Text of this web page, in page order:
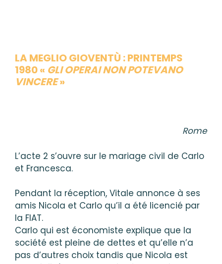
LA MEGLIO GIOVENTÙ : PRINTEMPS
1980 « GLI OPERAI NON POTEVANO
VINCERE»
Rome
L’acte 2 s’ouvre sur le mariage civil de Carlo
et Francesca.
Pendant la réception, Vitale annonce à ses
amis Nicola et Carlo qu’il a été licencié par
la FIAT.
Carlo qui est économiste explique que la
société est pleine de dettes et qu’elle n’a
pas d’autres choix tandis que Nicola est